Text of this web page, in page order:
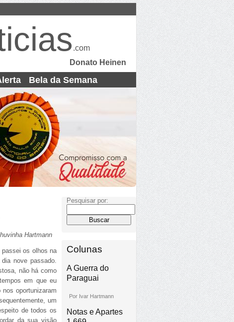
.com
Donato Heinen
Bela da Semana
Hartmann
passei os olhos na
nove passado.
não há como
em que eu
oportunizaram
um
de todos os
da sua visão
Pesquisar por:
Colunas
A Guerra do
Paraguai
Por Ivar Hartmann
Notas e Apartes